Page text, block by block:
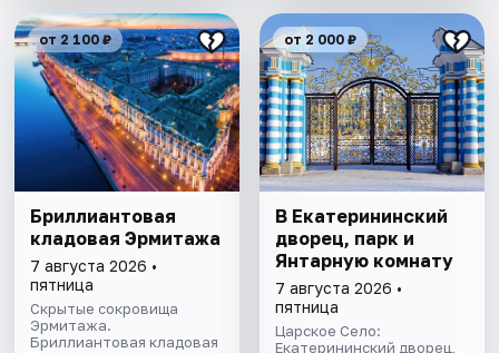
от 2 100 ₽
Бриллиантовая
кладовая Эрмитажа
7 августа 2026 •
пятница
Скрытые сокровища
Эрмитажа.
Бриллиантовая кладовая
от 2 000 ₽
В Екатерининский
дворец, парк и
Янтарную комнату
7 августа 2026 •
пятница
Царское Село:
Екатерининский дворец,